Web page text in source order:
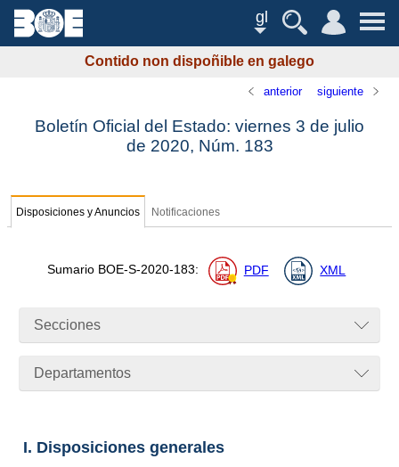
gl
Contido non dispoñible en galego
anterior siguiente
Boletín Oficial del Estado: viernes 3 de julio
de 2020, Núm. 183
Disposiciones y Anuncios Notificaciones
Sumario BOE-S-2020-183: PDF XML
Secciones
Departamentos
I. Disposiciones generales